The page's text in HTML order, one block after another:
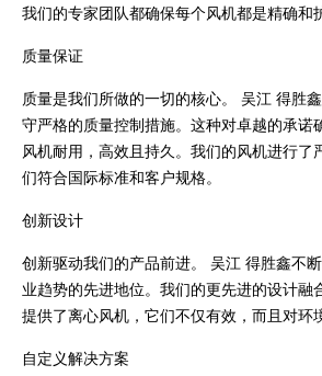
我们的专家团队都确保每个风机都是精确和
质量保证
质量是我们所做的一切的核心。 吴江 得胜
守严格的质量控制措施。这种对卓越的承诺
风机耐用，高效且持久。我们的风机进行了
们符合国际标准和客户规格。
创新设计
创新驱动我们的产品前进。 吴江 得胜鑫不
业趋势的先进地位。我们的更先进的设计融
提供了离心风机，它们不仅有效，而且对环
自定义解决方案